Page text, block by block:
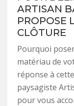
ARTISAN
PROPOSE
CLÔTURE
Pourquoi
matériau de
réponse à
paysagiste
pour vous